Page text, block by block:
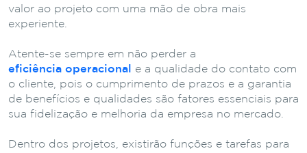
valor ao projeto com uma mão de obra mais
experiente.
Atente-se sempre em não perder a
eficiência operacional
e a qualidade do contato com
o cliente, pois o cumprimento de prazos e a garantia
de benefícios e qualidades são fatores essenciais para
sua fidelização e melhoria da empresa no mercado.
Dentro dos projetos, existirão funções e tarefas para